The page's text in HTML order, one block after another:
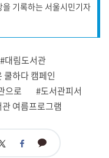
기록하는 서울시민기자
#대림도서관
쿨하다 캠페인
으로
#도서관피서
여름프로그램
페 카